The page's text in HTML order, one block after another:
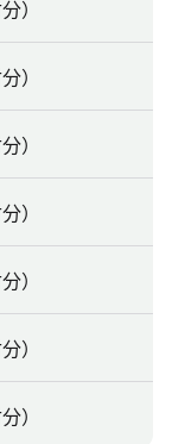
）
）
）
）
）
）
）